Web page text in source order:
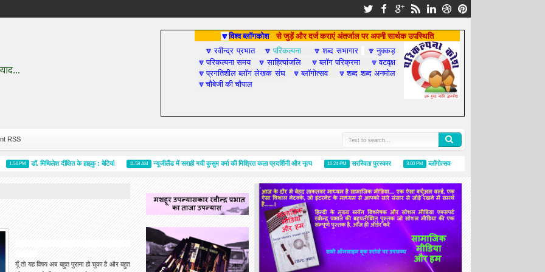
🔽विश्व ब्लॉगकोश से जुड़ें और दर्ज कराएं अंतर्जाल पर अपनी सार्थक उपस्थिति
🔽रवीन्द्र प्रभात 🔽परिकल्पना 🔽शब्द सभागार 🔽नुक्कड़
🔽परिकल्पना समय 🔽साहित्यांजलि 🔽ब्लॉग परिक्रमा 🔽वटवृक्ष
🔽प्रगतिशील ब्लॉग लेखक संघ 🔽ब्लॉगोत्सव 🔽शब्द शब्द अनमोल
🔽चौबेजी की चौपाल
RSS
डॉ. मिथिलेश दीक्षित के हाइकु : बेटियां 11:58 AM न्यूजीलैंड में सराही गयी कुसुम वर्मा की मिश्रित कला प्रदर्शिनी और नृत्य 10:24 PM सरस्विता पुरस्कार 3:00 PM ब्लॉगोत्सव-२०१४, राजनीति का गुण्‍डा : अविनाश वाचस्‍पति
यूँ तो यह विषय अब बहुत पुराना हो चुका है और बहुत